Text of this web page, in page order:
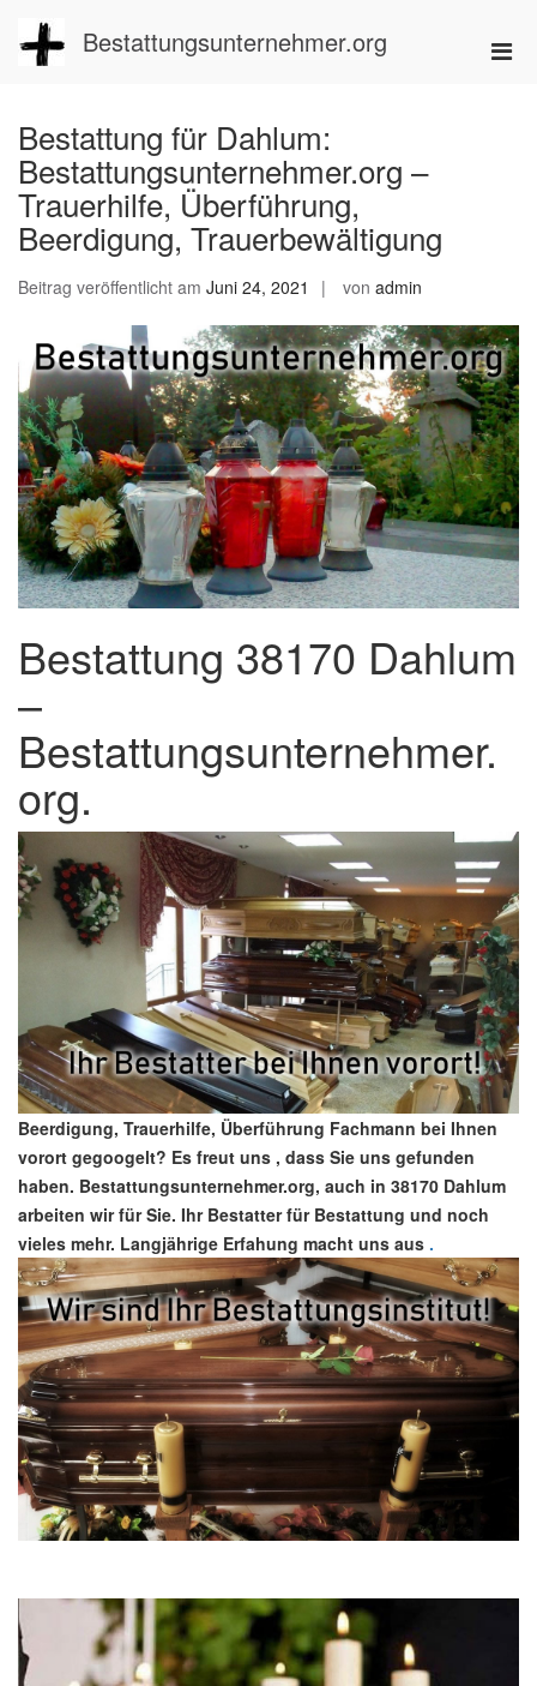
Inhalt
springen
Bestattungsunternehmer.org
Bestattung für Dahlum:
Bestattungsunternehmer.org –
Trauerhilfe, Überführung,
Beerdigung, Trauerbewältigung
Beitrag veröffentlicht am Juni 24, 2021 von admin
Bestattung 38170 Dahlum
–
Bestattungsunternehmer.
org.
Beerdigung, Trauerhilfe, Überführung Fachmann bei Ihnen
vorort gegoogelt? Es freut uns , dass Sie uns gefunden
haben. Bestattungsunternehmer.org, auch in 38170 Dahlum
arbeiten wir für Sie. Ihr Bestatter für Bestattung und noch
vieles mehr. Langjährige Erfahung macht uns aus .